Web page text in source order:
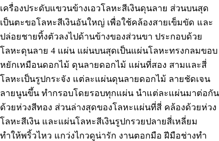
เครื่องประดับแขวนข้างเอวโลหะสีเงินดุนลาย ส่วนบนสุด
เป็นตะขอโลหะสีเงินอันใหญ่ เพื่อใช้คล้องสายเข็มขัด และ
ปล่อยชายทิ้งตัวลงไปด้านข้างของส่วนขา ประกอบด้วย
โลหะดุนลาย 4 แผ่น แผ่นบนสุดเป็นแผ่นโลหะทรงกลมขอบ
หยักเหมือนดอกไม้ ดุนลายดอกไม้ แผ่นที่สอง สามและสี่
โลหะเป็นรูปกระจัง แต่ละแผ่นดุนลายดอกไม้ ลายชัดเจน
ลายนูนขึ้น ทำกรอบโดยรอบทุกแผ่น นำแต่ละแผ่นมาต่อกัน
ด้วยห่วงสีทอง ส่วนล่างสุดของโลหะแผ่นที่สี่ คล้องด้วยห่วง
โลหะสีเงิน และแผ่นโลหะสีเงินรูปกรวยปลายสี่เหลี่ยม
ทำให้พริ้วไหว แกว่งไกวดูน่ารัก งานตอกมือ ฝีมือช่างทำ